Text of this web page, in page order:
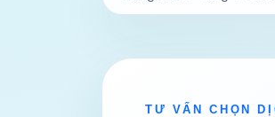
TƯ VẤN CHỌN